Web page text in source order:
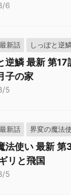
6
新話 しっぽと逆
逆鱗 最新 第
子の家
5
新話 界変の魔法
法使い 最新 第
リと飛国
5